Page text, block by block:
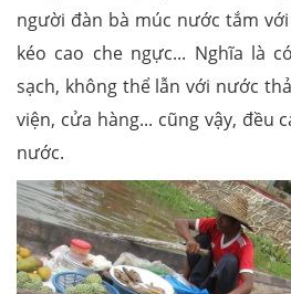
người đàn bà múc nước tắm
kéo cao che ngực... Nghĩa là
sạch, không thể lẫn với nước
viện, cửa hàng... cũng vậy, đều
nước.